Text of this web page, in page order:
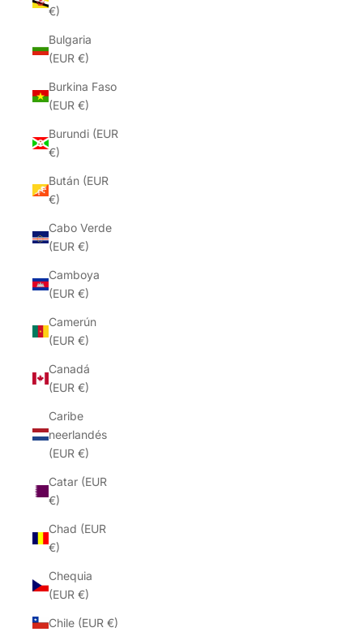
€)
Bulgaria
(EUR €)
Burkina Faso
(EUR €)
Burundi (EUR
€)
Bután (EUR
€)
Cabo Verde
(EUR €)
Camboya
(EUR €)
Camerún
(EUR €)
Canadá
(EUR €)
Caribe
neerlandés
(EUR €)
Catar (EUR
€)
Chad (EUR
€)
Chequia
(EUR €)
Chile (EUR €)